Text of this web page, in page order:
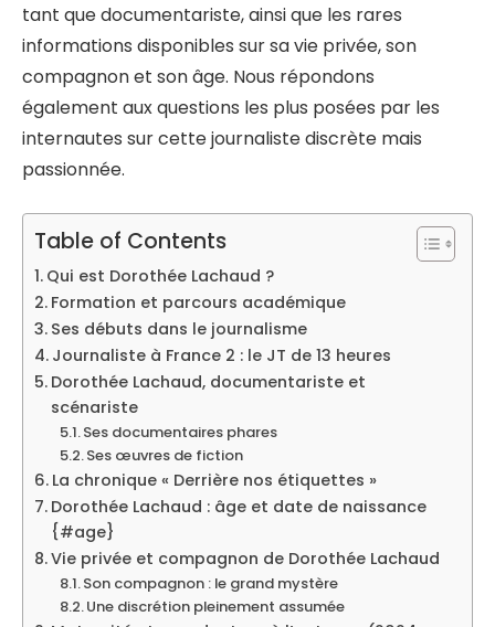
tant que documentariste, ainsi que les rares
informations disponibles sur sa vie privée, son
compagnon et son âge. Nous répondons
également aux questions les plus posées par les
internautes sur cette journaliste discrète mais
passionnée.
Table of Contents
Qui est Dorothée Lachaud ?
Formation et parcours académique
Ses débuts dans le journalisme
Journaliste à France 2 : le JT de 13 heures
Dorothée Lachaud, documentariste et
scénariste
Ses documentaires phares
Ses œuvres de fiction
La chronique « Derrière nos étiquettes »
Dorothée Lachaud : âge et date de naissance
{#age}
Vie privée et compagnon de Dorothée Lachaud
Son compagnon : le grand mystère
Une discrétion pleinement assumée